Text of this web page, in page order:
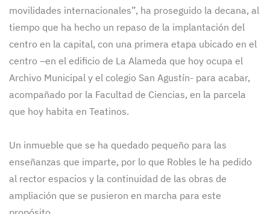
movilidades internacionales”, ha proseguido la decana, al
tiempo que ha hecho un repaso de la implantación del
centro en la capital, con una primera etapa ubicado en el
centro –en el edificio de La Alameda que hoy ocupa el
Archivo Municipal y el colegio San Agustín- para acabar,
acompañado por la Facultad de Ciencias, en la parcela
que hoy habita en Teatinos.
Un inmueble que se ha quedado pequeño para las
enseñanzas que imparte, por lo que Robles le ha pedido
al rector espacios y la continuidad de las obras de
ampliación que se pusieron en marcha para este